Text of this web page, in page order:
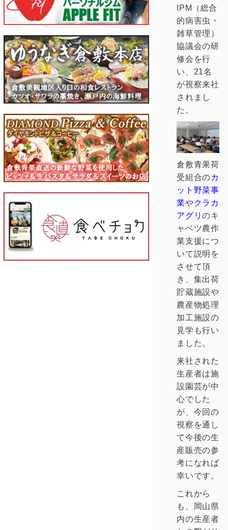
IPM（総合
的病害虫・
雑草管理）
協議会の研
修会を行
い、21名
が視察来社
されまし
た。
倉敷青果荷
受組合のカ
ット野菜事
業やクラカ
アグリのキ
ャベツ農作
業支援につ
いて説明を
させて頂
き、集出荷
貯蔵施設や
農産物処理
加工施設の
見学も行い
ました。
来社された
生産者は施
設園芸が中
心でした
が、今回の
視察を通し
て今後の生
産販売の参
考になれば
幸いです。
これから
も、岡山県
内の生産者